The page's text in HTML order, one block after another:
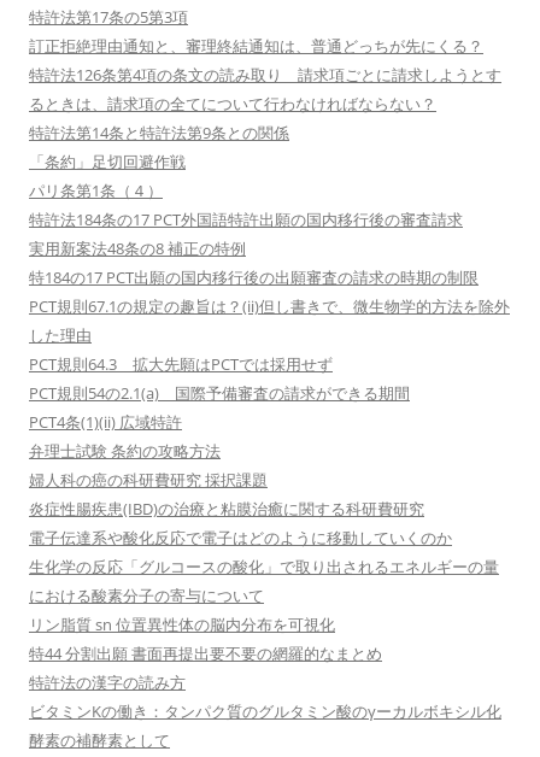
特許法第17条の5第3項
訂正拒絶理由通知と、審理終結通知は、普通どっちが先にくる？
特許法126条第4項の条文の読み取り 請求項ごとに請求しようとす
るときは、請求項の全てについて行わなければならない？
特許法第14条と特許法第9条との関係
「条約」足切回避作戦
パリ条第1条（４）
特許法184条の17 PCT外国語特許出願の国内移行後の審査請求
実用新案法48条の8 補正の特例
特184の17 PCT出願の国内移行後の出願審査の請求の時期の制限
PCT規則67.1の規定の趣旨は？(ii)但し書きで、微生物学的方法を除外
した理由
PCT規則64.3 拡大先願はPCTでは採用せず
PCT規則54の2.1(a) 国際予備審査の請求ができる期間
PCT4条(1)(ii) 広域特許
弁理士試験 条約の攻略方法
婦人科の癌の科研費研究 採択課題
炎症性腸疾患(IBD)の治療と粘膜治癒に関する科研費研究
電子伝達系や酸化反応で電子はどのように移動していくのか
生化学の反応「グルコースの酸化」で取り出されるエネルギーの量
における酸素分子の寄与について
リン脂質 sn 位置異性体の脳内分布を可視化
特44 分割出願 書面再提出要不要の網羅的なまとめ
特許法の漢字の読み方
ビタミンKの働き：タンパク質のグルタミン酸のγーカルボキシル化
酵素の補酵素として